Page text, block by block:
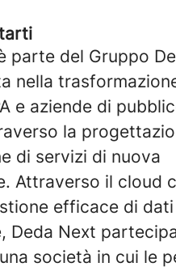
parte del Gruppo
nella
e aziende di
la
di servizi di nuova
Attraverso il cloud
efficace di
Deda Next
società in cui le